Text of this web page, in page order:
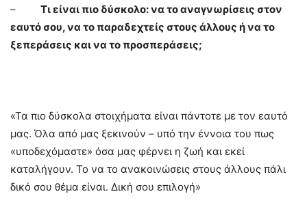
– Τι είναι πιο δύσκολο: να το αναγνωρίσεις στον
εαυτό σου, να το παραδεχτείς στους άλλους ή να το
ξεπεράσεις και να το προσπεράσεις;
«Τα πιο δύσκολα στοιχήματα είναι πάντοτε με τον εαυτό
μας. Όλα από μας ξεκινούν – υπό την έννοια του πως
«υποδεχόμαστε» όσα μας φέρνει η ζωή και εκεί
καταλήγουν. Το να το ανακοινώσεις στους άλλους πάλι
δικό σου θέμα είναι. Δική σου επιλογή»